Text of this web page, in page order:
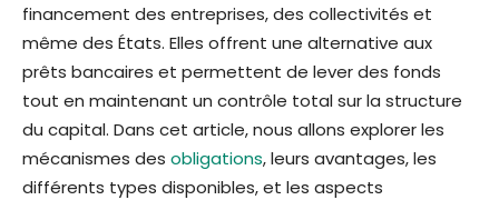
financement des entreprises, des collectivités et
même des États. Elles offrent une alternative aux
prêts bancaires et permettent de lever des fonds
tout en maintenant un contrôle total sur la structure
du capital. Dans cet article, nous allons explorer les
mécanismes des obligations, leurs avantages, les
différents types disponibles, et les aspects